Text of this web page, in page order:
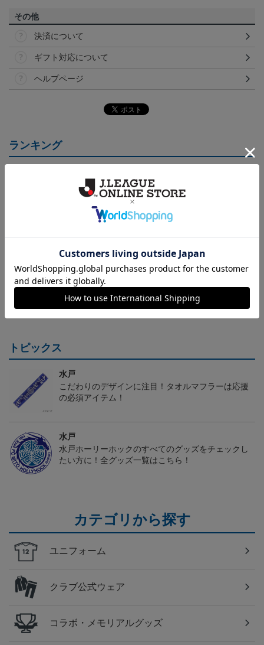
その他
決済について
ギフト対応について
ヘルプページ
ランキング
（Sｰ3XL）2026/27 オー
センティックユニフォー
20,020円～25,520円
NEW
水戸ホーリーホック ボ
ーマンダ タオルマフラー
2,500円
水戸ホーリーホック ボ
ーマンダ キーホルダー
1,100円
トピックス
水戸
こだわりのデザインに注目！タオルマフラーは応援
の必須アイテム！
水戸
水戸ホーリーホックのすべてのグッズをチェックし
たい方に！全グッズ一覧はこちら！
カテゴリから探す
ユニフォーム
クラブ公式ウェア
コラボ・メモリアルグッズ